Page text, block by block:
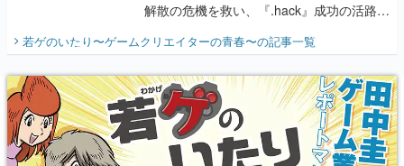
解散の危機を救い、『.hack』成功の活路を
開く。業界の快男児・松山 洋に流れる血は
『少年ジャンプ』色だった【若ゲのいた
り】
若ゲのいたり〜ゲームクリエイターの青春〜の記事一覧